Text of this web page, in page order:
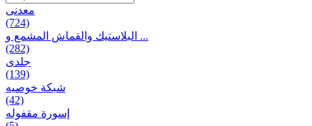
معدنی
(724)
البلاستيك والقماش المشمع و ...
(282)
جلدی
(139)
شبكة خوصیه
(42)
إسورة مقفوله